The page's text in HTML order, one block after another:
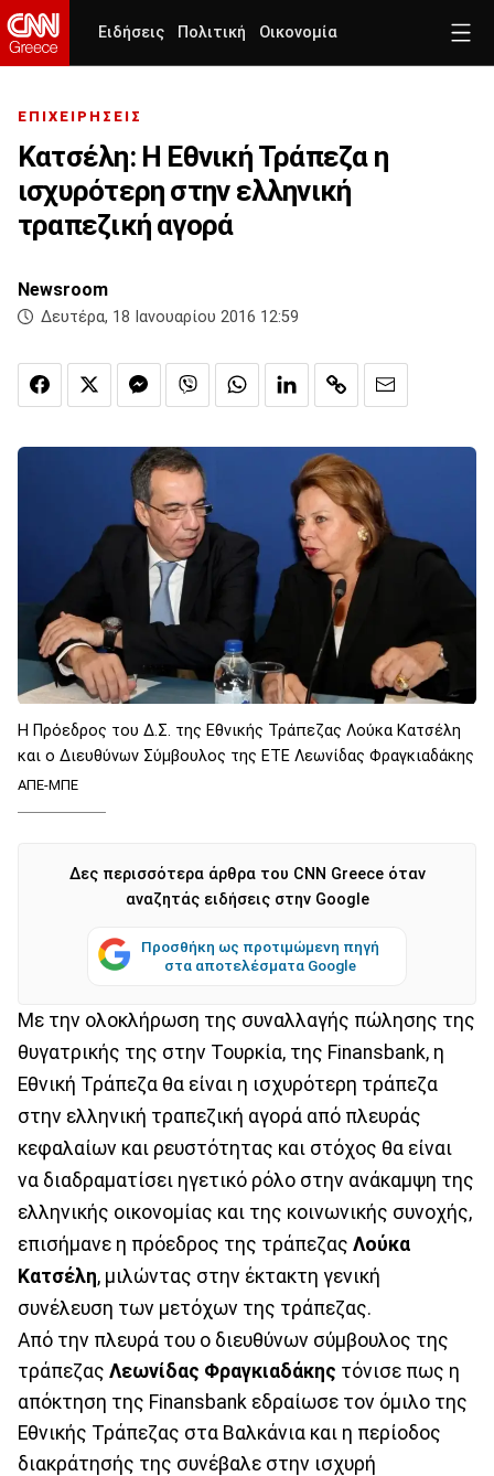
Ειδήσεις Πολιτική Οικονομία
ΕΠΙΧΕΙΡΗΣΕΙΣ
Κατσέλη: Η Εθνική Τράπεζα η
ισχυρότερη στην ελληνική
τραπεζική αγορά
Newsroom
Δευτέρα, 18 Ιανουαρίου 2016 12:59
Η Πρόεδρος του Δ.Σ. της Εθνικής Τράπεζας Λούκα Κατσέλη
και ο Διευθύνων Σύμβουλος της ΕΤΕ Λεωνίδας Φραγκιαδάκης
ΑΠΕ-ΜΠΕ
Δες περισσότερα άρθρα του CNN Greece όταν
αναζητάς ειδήσεις στην Google
Προσθήκη ως προτιμώμενη πηγή
στα αποτελέσματα Google
Με την ολοκλήρωση της συναλλαγής πώλησης της
θυγατρικής της στην Τουρκία, της Finansbank, η
Εθνική Τράπεζα θα είναι η ισχυρότερη τράπεζα
στην ελληνική τραπεζική αγορά από πλευράς
κεφαλαίων και ρευστότητας και στόχος θα είναι
να διαδραματίσει ηγετικό ρόλο στην ανάκαμψη της
ελληνικής οικονομίας και της κοινωνικής συνοχής,
επισήμανε η πρόεδρος της τράπεζας Λούκα
Κατσέλη, μιλώντας στην έκτακτη γενική
συνέλευση των μετόχων της τράπεζας.
Από την πλευρά του ο διευθύνων σύμβουλος της
τράπεζας Λεωνίδας Φραγκιαδάκης τόνισε πως η
απόκτηση της Finansbank εδραίωσε τον όμιλο της
Εθνικής Τράπεζας στα Βαλκάνια και η περίοδος
διακράτησής της συνέβαλε στην ισχυρή